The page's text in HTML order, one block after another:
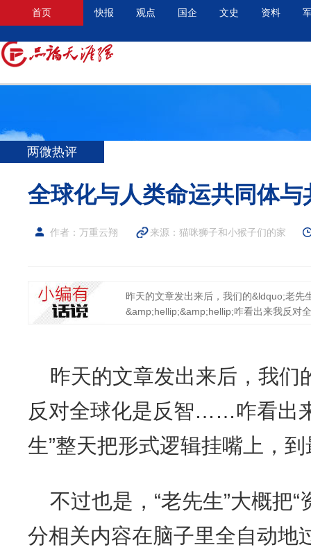
首页 快报 观点 国企 文史 资料
两微热评
全球化与人类命运共同体与
作者：万重云翔 来源： 猫咪狮子和小猴子们的家
昨天的文章发出来后，我们的&ldquo;老
&amp;hellip;&amp;hellip;咋看出来我反对
昨天的文章发出来后，我们
反对全球化是反智……咋看出
生”整天把形式逻辑挂嘴上，
不过也是，“老先生”大概把
分相关内容在脑子里全自动地